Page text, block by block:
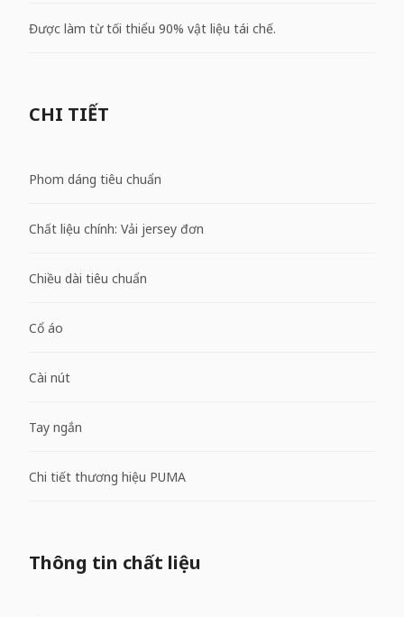
Được làm từ tối thiểu 90% vật liệu tái chế.
CHI TIẾT
Phom dáng tiêu chuẩn
Chất liệu chính: Vải jersey đơn
Chiều dài tiêu chuẩn
Cổ áo
Cài nút
Tay ngắn
Chi tiết thương hiệu PUMA
Thông tin chất liệu